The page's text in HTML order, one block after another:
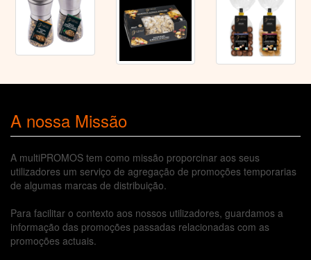
A nossa Missão
A multiPROMOS tem como missão proporcinar aos seus
utilizadores um serviço de agregação de promoções temporarias
de algumas marcas de distribuição.
Para facilitar o contexto aos nossos utilizadores, guardamos a
informação das promoções passadas relacionadas com as
promoções actuais.